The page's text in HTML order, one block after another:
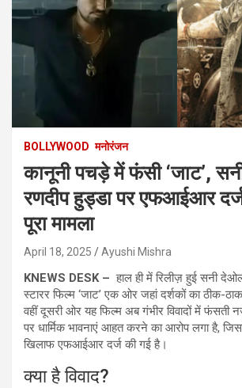
BOLLYWOOD मनोरंजन
कानूनी पचड़े में फंसी ‘जाट’,
रणदीप हुड्डा पर एफआईआर
पूरा मामला
April 18, 2025 Ayushi Mishra
KNEWS DESK – हाल ही में रिलीज़ हुई सनी
स्टारर फिल्म ‘जाट’ एक ओर जहां दर्शकों का ठीक-ठाक
वहीं दूसरी ओर यह फिल्म अब गंभीर विवादों में फंसती
पर धार्मिक भावनाएं आहत करने का आरोप लगा है,
खिलाफ एफआईआर दर्ज की गई है।
क्या है विवाद?